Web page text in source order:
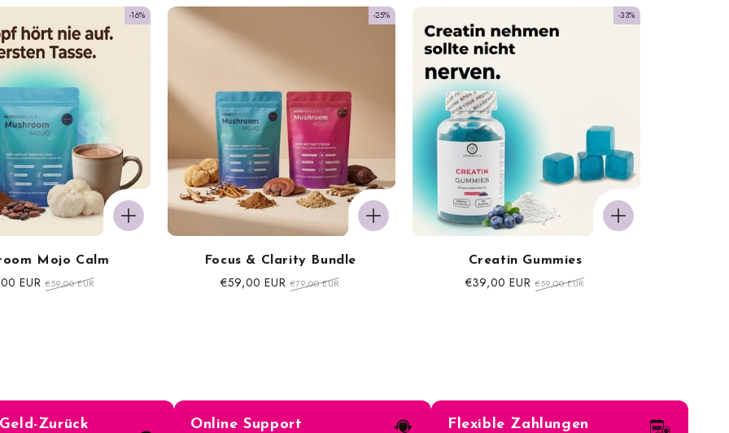
-16%
Mojo Calm
EUR Normaler
€59,00 EUR
-25%
Focus & Clarity Bundle
Sonderpreis
€59,00 EUR Normaler
€79,00 EUR
-33%
Creatin Gummies
Sonderpreis
€39,00 EUR Normaler
€59,00 EUR
Zurück
Online Support Flexible Zahlungen